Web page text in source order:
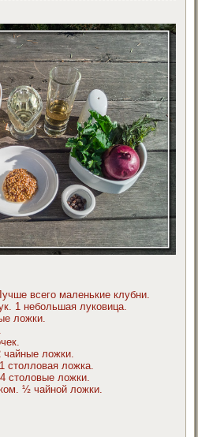
всего маленькие клубни.
1 небольшая луковица.
ложки.
чайные ложки.
столловая ложка.
столовые ложки.
½ чайной ложки.